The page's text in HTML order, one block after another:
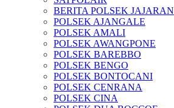
BERITA POLSEK JAJARAN
POLSEK AJANGALE
POLSEK AMALI
POLSEK AWANGPONE
POLSEK BAREBBO
POLSEK BENGO
POLSEK BONTOCANI
POLSEK CENRANA
POLSEK CINA